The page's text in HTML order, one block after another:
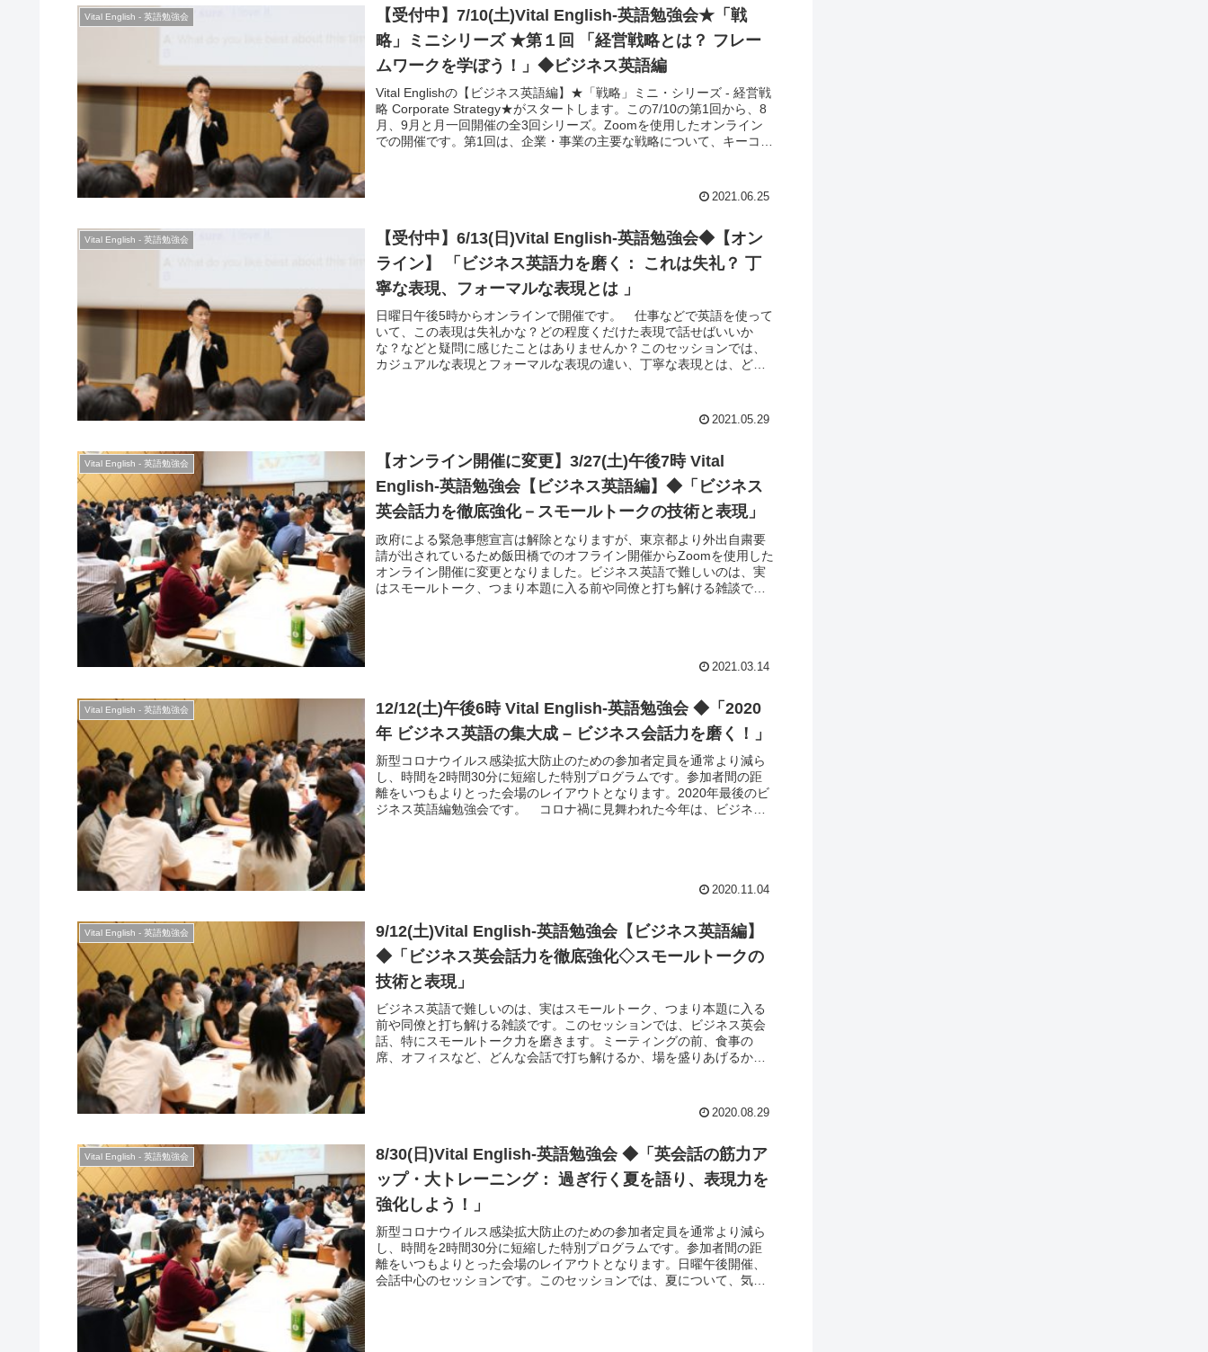
様々なアクセントにも目配り。会話アクティビティでは、気軽で楽し
い話題を取り上げ、英会話の瞬発力を高めてゆきます。
Vital English - 英語勉強会
【受付中】7/10(土)Vital English-英語勉強会★「戦
略」ミニシリーズ ★第１回 「経営戦略とは？ フレー
ムワークを学ぼう！」◆ビジネス英語編
Vital Englishの【ビジネス英語編】★「戦略」ミニ・シリーズ - 経営戦
略 Corporate Strategy★がスタートします。この7/10の第1回から、8
月、9月と月一回開催の全3回シリーズ。Zoomを使用したオンライン
での開催です。第1回は、企業・事業の主要な戦略について、キーコン
解説します。さらに、ダイアログや会話アクティビティにて、これら
を話すときに必要な英語表現をご紹介。具体的なケーススタディなど
ない方も、既に予備知識があって英語で知識をを深めたい方・意見交
換したい方も、どうぞお気軽にご参加ください。
2021.06.25
Vital English - 英語勉強会
【受付中】6/13(日)Vital English-英語勉強会◆【オン
ライン】 「ビジネス英語力を磨く： これは失礼？ 丁
寧な表現、フォーマルな表現とは 」
日曜日午後5時からオンラインで開催です。 仕事などで英語を使って
いて、この表現は失礼かな？どの程度くだけた表現で話せばいいか
な？などと疑問に感じたことはありませんか？このセッションでは、
カジュアルな表現とフォーマルな表現の違い、丁寧な表現とは、どの
2021.05.29
Vital English - 英語勉強会
【オンライン開催に変更】3/27(土)午後7時 Vital
English-英語勉強会【ビジネス英語編】◆「ビジネス
英会話力を徹底強化－スモールトークの技術と表現」
政府による緊急事態宣言は解除となりますが、東京都より外出自粛要
請が出されているため飯田橋でのオフライン開催からZoomを使用した
オンライン開催に変更となりました。ビジネス英語で難しいのは、実
はスモールトーク、つまり本題に入る前や同僚と打ち解ける雑談で
なるためのセッション。新たな表現やテクニックをご紹介しますの
2021.03.14
Vital English - 英語勉強会
12/12(土)午後6時 Vital English-英語勉強会 ◆「2020
年 ビジネス英語の集大成 – ビジネス会話力を磨く！」
新型コロナウイルス感染拡大防止のための参加者定員を通常より減ら
し、時間を2時間30分に短縮した特別プログラムです。参加者間の距
離をいつもよりとった会場のレイアウトとなります。2020年最後のビ
ジネス英語編勉強会です。 コロナ禍に見舞われた今年は、ビジネス
2020.11.04
Vital English - 英語勉強会
9/12(土)Vital English-英語勉強会【ビジネス英語編】
◆「ビジネス英会話力を徹底強化◇スモールトークの
技術と表現」
ビジネス英語で難しいのは、実はスモールトーク、つまり本題に入る
前や同僚と打ち解ける雑談です。このセッションでは、ビジネス英会
話、特にスモールトーク力を磨きます。ミーティングの前、食事の
席、オフィスなど、どんな会話で打ち解けるか、場を盛りあげるか、
テクニックをご紹介しますので、沢山会話をして、一緒に楽しみまし
2020.08.29
Vital English - 英語勉強会
8/30(日)Vital English-英語勉強会 ◆「英会話の筋力ア
ップ・大トレーニング： 過ぎ行く夏を語り、表現力を
強化しよう！」
新型コロナウイルス感染拡大防止のための参加者定員を通常より減ら
し、時間を2時間30分に短縮した特別プログラムです。参加者間の距
離をいつもよりとった会場のレイアウトとなります。日曜午後開催、
会話中心のセッションです。このセッションでは、夏について、気候